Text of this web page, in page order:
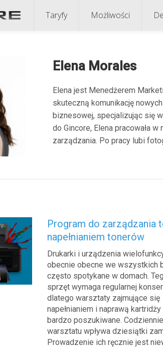
Taryfy Możliwości
Elena Morales
Elena jest Menedżerem
skuteczną komunikację
biznesowej, specjalizując się
do Gincore, Elena pracowała
zarządzania. Po pracy lubi
Program do zarządzania
napełnianiem tonerów
Drukarki i urządzenia
obecnie obecne we wszystkich
często spotykane w domach.
sprzęt wymaga regularnej
dlatego warsztaty zajmujące się
napełnianiem i naprawą
bardzo poszukiwane.
warsztatu wpływa dziesiątki
Prowadzenie ich ręcznie jest